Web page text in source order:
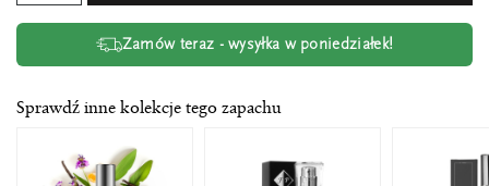
Zamów teraz - wysyłka w poniedziałek!
Sprawdź inne kolekcje tego zapachu